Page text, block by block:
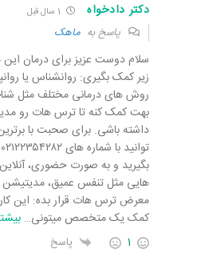
دکتر دادخواه
پاسخ به ماهک
سلام دوست عزیز برای درمان
زیر کمک بگیری: روانشناس یا
بهت کمک کنه تا ترس هات رو
داشته باشی. برای صحبت با
بگیرید و به صورت حضوری،
هایی مثل تنفس عمیق، مدیتیشن
معرض ترس هات قرار بده: این کار
کمک یک متخصص میتونی…
1 پاسخ